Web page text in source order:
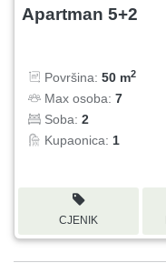
Apartman 5+2
Površina: 50 m2
Max osoba: 7
Soba: 2
Kupaonica: 1
CJENIK